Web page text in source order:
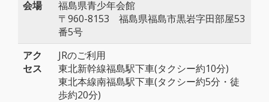
会場
福島県青少年会館
〒960-8153 福島県福島市黒岩字田部屋53
番5号
アク
セス
JRのご利用
東北新幹線福島駅下車(タクシー約10分)
東北本線南福島駅下車(タクシー約5分・徒
歩約20分)